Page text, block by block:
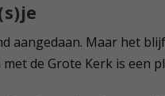
aangedaan. Maar het
de Grote Kerk is een